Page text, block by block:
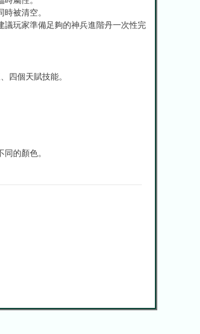
被清空。
議玩家準備足夠的神兵進階丹一次性完
四個天賦技能。
的顏色。